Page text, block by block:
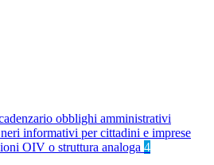
obblighi amministrativi
informativi per cittadini e imprese
OIV o struttura analoga 4